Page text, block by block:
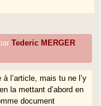
Tederic MERGER
l’article, mais tu ne l’y
la mettant d’abord en
document